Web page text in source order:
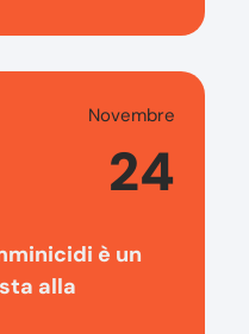
Novembre
24
è un
alla